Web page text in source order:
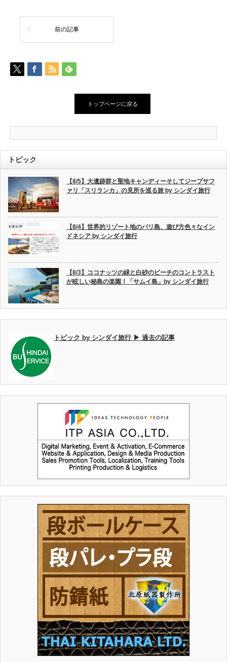
前の記事
トップページに戻る
トピック
【8/5】大遺跡群と聖地キャンディーそしてジープサフ
ァリ「スリランカ」の見所を巡る旅 by シンダイ旅行
【8/4】世界的リゾート地のバリ島、遊び方色々なイン
ドネシア by シンダイ旅行
【8/3】ココナッツの緑と白砂のビーチのコントラスト
が眩しい秘島の楽園！「サムイ島」by シンダイ旅行
トピック by シンダイ旅行 ▶ 過去の記事